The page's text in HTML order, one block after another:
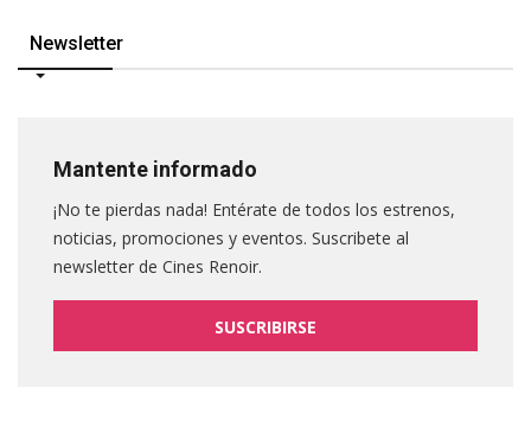
Newsletter
Mantente informado
¡No te pierdas nada! Entérate de todos los estrenos,
noticias, promociones y eventos. Suscribete al
newsletter de Cines Renoir.
SUSCRIBIRSE